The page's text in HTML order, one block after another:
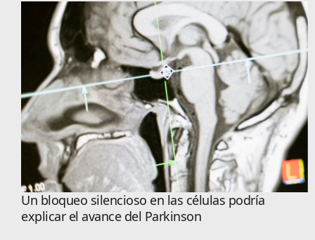
Un bloqueo silencioso en las células podría
explicar el avance del Parkinson